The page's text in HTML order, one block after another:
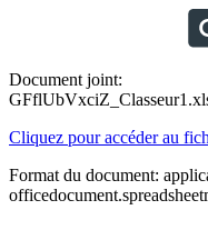
Document joint:
Cliquez pour accéder au
Format du document: